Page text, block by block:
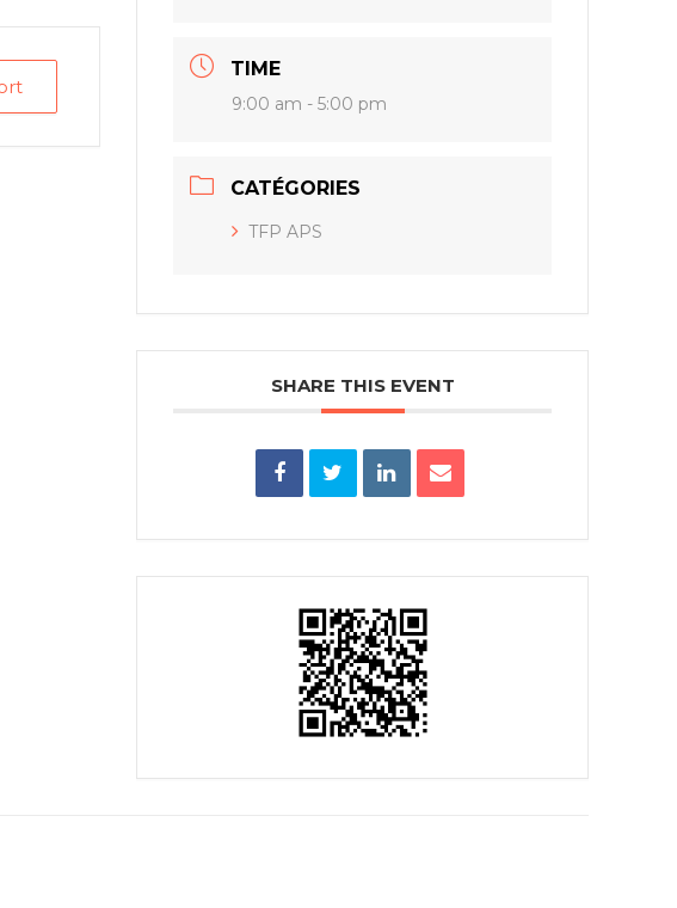
TIME
9:00 am - 5:00 pm
CATÉGORIES
TFP APS
SHARE THIS EVENT